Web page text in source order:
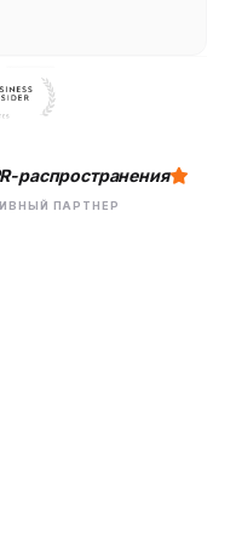
распространения
ПАРТНЕР